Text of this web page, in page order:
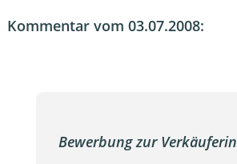
Kommentar vom 03.07.2008:
Bewerbung zur Verkäuferin